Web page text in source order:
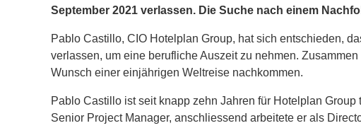
September 2021 verlassen. Die Suche nach einem
Pablo Castillo, CIO Hotelplan Group, hat sich entschieden,
verlassen, um eine berufliche Auszeit zu nehmen.
Wunsch einer einjährigen Weltreise nachkommen.
Pablo Castillo ist seit knapp zehn Jahren für Hotelplan
Senior Project Manager, anschliessend arbeitete er als